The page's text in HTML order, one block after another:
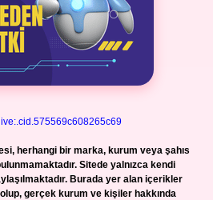
herhangi bir marka, kurum veya şahıs
Sitede yalnızca kendi
Burada yer alan içerikler
gerçek kurum ve kişiler hakkında